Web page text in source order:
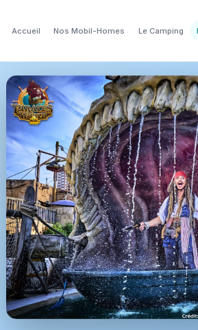
Accueil Nos Mobil-Homes Le Camping